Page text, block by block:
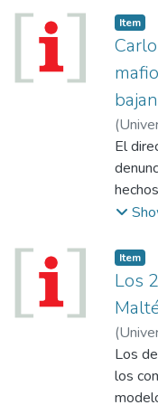
Item
(
Carlos
El
pago
mayor
Item
Los
(
Rubén
Los
los